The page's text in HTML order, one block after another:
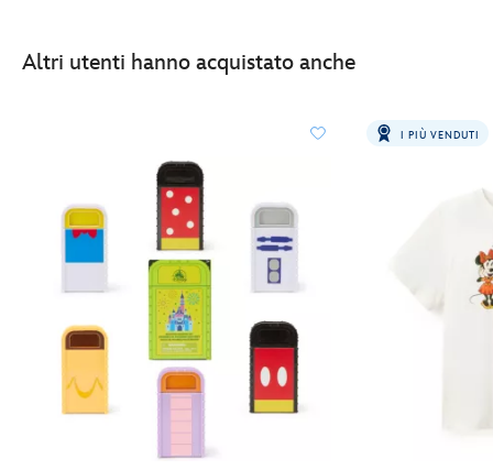
Altri utenti hanno acquistato anche
I PIÙ VENDUTI